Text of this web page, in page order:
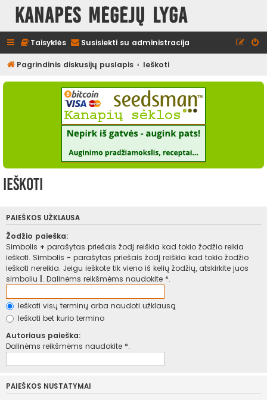
Kanapės mėgėjų lyga
Taisyklės Susisiekti su administracija
Pagrindinis diskusijų puslapis Ieškoti
Ieškoti
PAIEŠKOS UŽKLAUSA
Žodžio paieška:
Simbolis + parašytas priešais žodį reiškia kad tokio žodžio reikia
ieškoti. Simbolis - parašytas priešais žodį reiškia kad tokio žodžio
ieškoti nereikia. Jeigu ieškote tik vieno iš kelių žodžių, atskirkite juos
simboliu . Dalinėms reikšmėms naudokite *.
Ieškoti visų terminų arba naudoti užklausą
Ieškoti bet kurio termino
Autoriaus paieška:
Dalinėms reikšmėms naudokite *.
PAIEŠKOS NUSTATYMAI